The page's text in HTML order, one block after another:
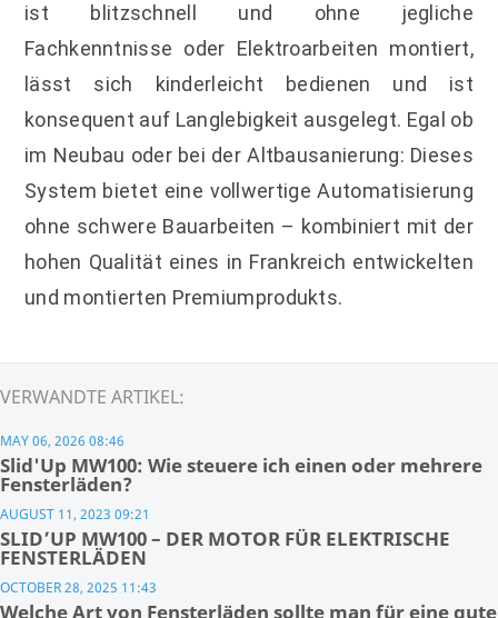
ist blitzschnell und ohne jegliche
Fachkenntnisse oder Elektroarbeiten montiert,
lässt sich kinderleicht bedienen und ist
konsequent auf Langlebigkeit ausgelegt. Egal ob
im Neubau oder bei der Altbausanierung: Dieses
System bietet eine vollwertige Automatisierung
ohne schwere Bauarbeiten – kombiniert mit der
hohen Qualität eines in Frankreich entwickelten
und montierten Premiumprodukts.
VERWANDTE ARTIKEL:
MAY 06, 2026 08:46
Slid'Up MW100: Wie steuere ich einen oder mehrere
Fensterläden?
AUGUST 11, 2023 09:21
SLID’UP MW100 – DER MOTOR FÜR ELEKTRISCHE
FENSTERLÄDEN
OCTOBER 28, 2025 11:43
Welche Art von Fensterläden sollte man für eine gute